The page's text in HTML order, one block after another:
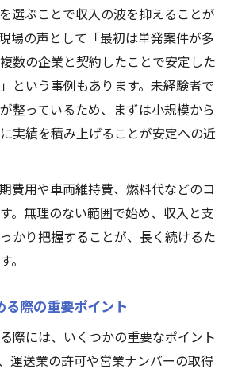
選ぶことで収入の波を抑えることが
場の声として「最初は単発案件が多
数の企業と契約したことで安定した
という事例もあります。未経験者で
整っているため、まずは小規模から
実績を積み上げることが安定への近
費用や車両維持費、燃料代などのコ
。無理のない範囲で始め、収入と支
かり把握することが、長く続けるた
。
際の重要ポイント
際には、いくつかの重要なポイント
運送業の許可や営業ナンバーの取得